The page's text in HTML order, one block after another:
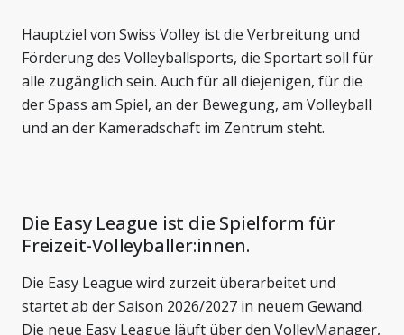
Hauptziel von Swiss Volley ist die Verbreitung und
Förderung des Volleyballsports, die Sportart soll für
alle zugänglich sein. Auch für all diejenigen, für die
der Spass am Spiel, an der Bewegung, am Volleyball
und an der Kameradschaft im Zentrum steht.
Die Easy League ist die Spielform für
Freizeit-Volleyballer:innen.
Die Easy League wird zurzeit überarbeitet und
startet ab der Saison 2026/2027 in neuem Gewand.
Die neue Easy League läuft über den VolleyManager,